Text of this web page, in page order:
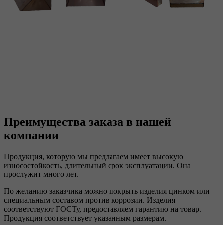
Преимущества заказа в нашей
компании
Продукция, которую мы предлагаем имеет высокую
износостойкость, длительный срок эксплуатации. Она
прослужит много лет.
По желанию заказчика можно покрыть изделия цинком или
специальным составом против коррозии. Изделия
соответствуют ГОСТу, предоставляем гарантию на товар.
Продукция соответствует указанным размерам.